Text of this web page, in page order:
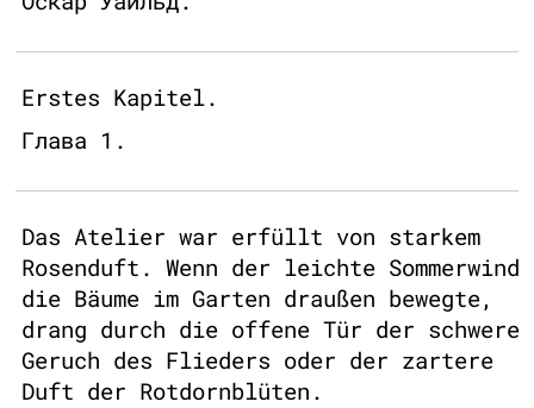
Erstes Kapitel.
Глава 1.
Das Atelier war erfüllt von starkem
Rosenduft. Wenn der leichte Sommerwind
die Bäume im Garten draußen bewegte,
drang durch die offene Tür der schwere
Geruch des Flieders oder der zartere
Duft der Rotdornblüten.